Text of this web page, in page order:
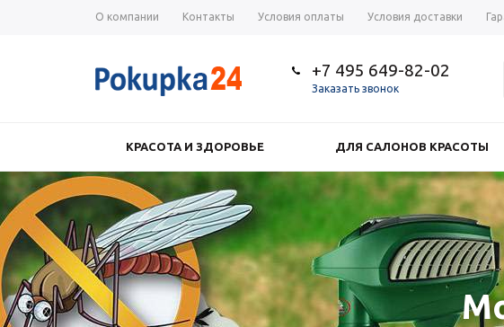
О компании Контакты Условия оплаты Условия доставки
+7 495 649-82-02
Заказать звонок
КРАСОТА И ЗДОРОВЬЕ ДЛЯ САЛОНОВ КРАСОТЫ